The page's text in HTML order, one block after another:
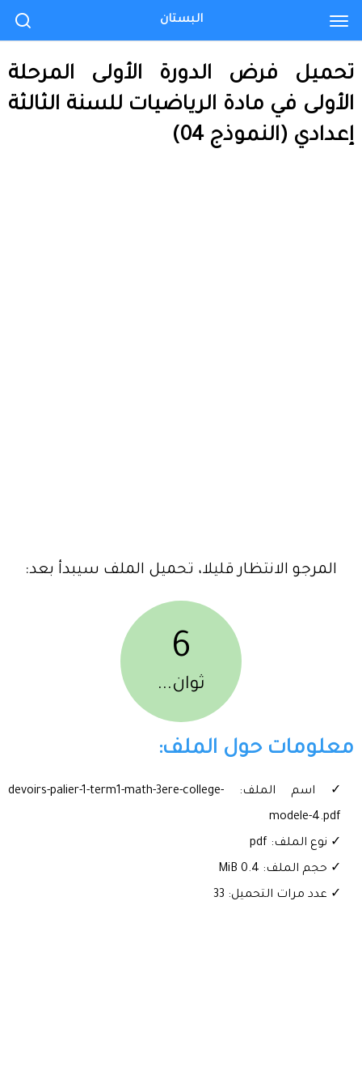
تحميل فرض الدورة الأولى المرحلة
الأولى في مادة الرياضيات للسنة الثالثة
إعدادي (النموذج 04)
المرجو الانتظار قليلا، تحميل الملف سيبدأ بعد:
6
ثوان...
معلومات حول الملف:
✓ اسم الملف: devoirs-palier-1-term1-math-3ere-college-
modele-4.pdf
✓ نوع الملف: pdf
✓ حجم الملف: 0.4 MiB
✓ عدد مرات التحميل: 33
البستان